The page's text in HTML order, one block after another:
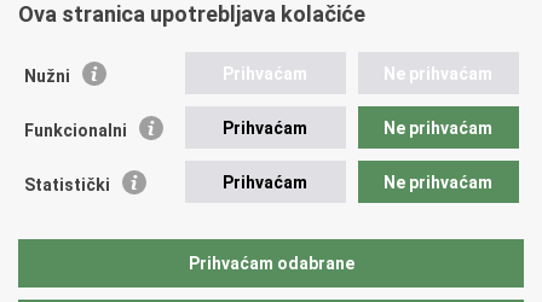
Važne poveznice
EMN Nacionalna kontaktna točka za Republiku Hrvatsku
Policijska akademija
Zaklada policijske solidarnosti
Udruge
Ova stranica upotrebljava kolačiće
Nužni Prihvaćam Ne prihvaćam
Funkcionalni Prihvaćam Ne prihvaćam
Statistički Prihvaćam Ne prihvaćam
Prihvaćam odabrane